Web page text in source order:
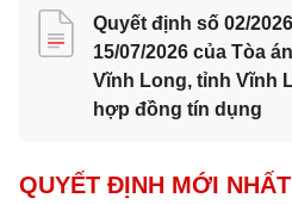
Quyết định số 02/
15/07/2026 của Tòa
Vĩnh Long, tỉnh Vĩnh
hợp đồng tín dụng
QUYẾT ĐỊNH MỚI NHẤT